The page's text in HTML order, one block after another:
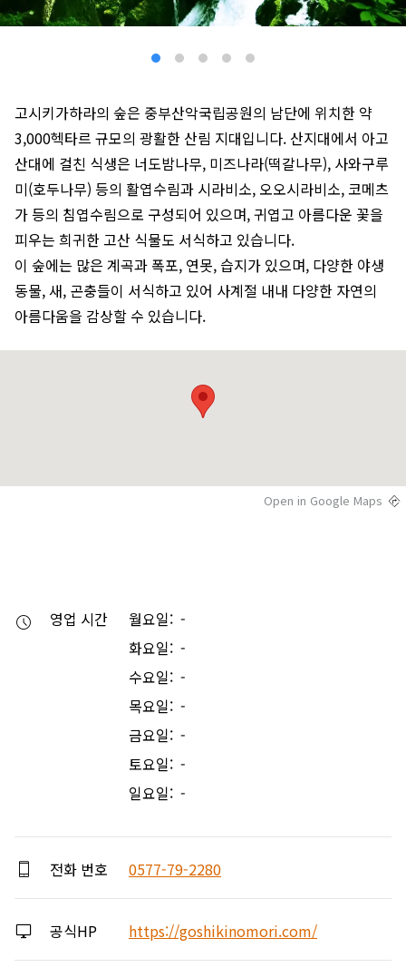
고시키가하라의 숲은 중부산악국립공원의 남단에 위치한 약
3,000헥타르 규모의 광활한 산림 지대입니다. 산지대에서 아고
산대에 걸친 식생은 너도밤나무, 미즈나라(떡갈나무), 사와구루
미(호두나무) 등의 활엽수림과 시라비소, 오오시라비소, 코메츠
가 등의 침엽수림으로 구성되어 있으며, 귀엽고 아름다운 꽃을
피우는 희귀한 고산 식물도 서식하고 있습니다.
이 숲에는 많은 계곡과 폭포, 연못, 습지가 있으며, 다양한 야생
동물, 새, 곤충들이 서식하고 있어 사계절 내내 다양한 자연의
아름다움을 감상할 수 있습니다.
Open in Google Maps
영업 시간
월요일: -
화요일: -
수요일: -
목요일: -
금요일: -
토요일: -
일요일: -
전화 번호 0577-79-2280
공식HP https://goshikinomori.com/